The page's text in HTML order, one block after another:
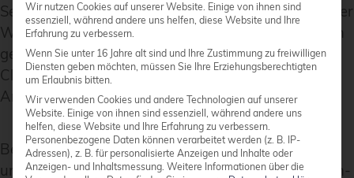
Seit 2015 ist eine direkte Browser-Unterstützung per
WebRTC vorhanden, was den Einstieg sehr einfach
gestaltet. Es ist keine zusätzliche Software auf dem
Client nötig. Natürlich sind zusätzlich Apps für
Android und iOS verfügbar.
Bei credativ wird Jitsi aktuell für Videokonferenzen
und Desktopsharing verwendet. Den reinen Sprach-
Wir nutzen Cookies auf unserer Website. Einige von ihnen sind
essenziell, während andere uns helfen, diese Website und Ihre
Erfahrung zu verbessern.
Wenn Sie unter 16 Jahre alt sind und Ihre Zustimmung zu freiwilligen
Diensten geben möchten, müssen Sie Ihre Erziehungsberechtigten
um Erlaubnis bitten.
Wir verwenden Cookies und andere Technologien auf unserer
Website. Einige von ihnen sind essenziell, während andere uns
helfen, diese Website und Ihre Erfahrung zu verbessern.
Personenbezogene Daten können verarbeitet werden (z. B. IP-
Adressen), z. B. für personalisierte Anzeigen und Inhalte oder
Anzeigen- und Inhaltsmessung. Weitere Informationen über die